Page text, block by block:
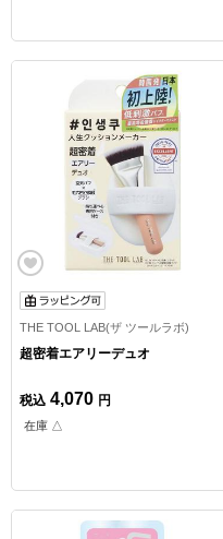
THE TOOL LAB(ザ ツールラボ)
超密着エアリーデュオ
税込 4,070 円
在庫 △